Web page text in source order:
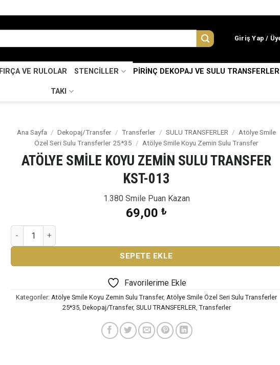
Giriş Yap
FIRÇA VE RULOLAR STENCİLLER PİRİNÇ DEKOPAJ VE SULU TRANSFERLER
TAKI
Ana Sayfa / Dekopaj/Transfer / Transferler / SULU TRANSFERLER / Atölye Smile
Özel Seri Sulu Transferler 25*35 / Atölye Smile Koyu Zemin Sulu Transfer
ATÖLYE SMİLE KOYU ZEMİN SULU TRANSFER
KST-013
1.380 Smile Puan Kazan
69,00 ₺
ATÖLYE SMİLE KOYU ZEMİN SULU TRANSFER KST-013 adet
SEPETE EKLE
Favorilerime Ekle
Kategoriler: Atölye Smile Koyu Zemin Sulu Transfer, Atölye Smile Özel Seri Sulu Transferler
25*35, Dekopaj/Transfer, SULU TRANSFERLER, Transferler